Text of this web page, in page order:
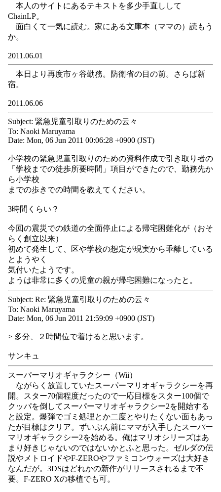
本人のサイトにあるテキストを多少手直しして
ChainLP。
面白くて一気に読む。家にある文庫本（ママの）読もう
か。
2011.06.01
本日より再度市ヶ谷勤務。防衛省の目の前。さらば新
宿。
2011.06.06
Subject: 緊急児童引取りのための云々
To: Naoki Maruyama
Date: Mon, 06 Jun 2011 00:06:28 +0900 (JST)
小学校の緊急児童引取りのための資料作成で引き取り者の
「学校までの徒歩所要時間」項目ができたので、勤務先か
ら小学校
までの歩きでの時間を教えてください。
3時間くらい？
今回の震災での鉄道の全面停止による帰宅困難化が（おそ
らく創立以来）
初めて発生して、区や学校の想定が現実から乖離している
とようやく
気付いたようです。
ようは非常に多くの児童の親が帰宅困難になったと。
Subject: Re: 緊急児童引取りのための云々
To: Naoki Maruyama
Date: Mon, 06 Jun 2011 21:59:09 +0900 (JST)
> 多分、２時間位で着けると思います。
サンキュ
スーパーマリオギャラクシー（Wii）
ながらく放置していたスーパーマリオギャラクシーを再
開。スター70個程度だったので一応目標をスター100個で
クッパを倒してスーパーマリオギャラクシー2を開始する
と設定。爆弾でゴミ処理とか二度とやりたくない面もあっ
たが目標はクリア。ずいぶん前にママが入手したスーパー
マリオギャラクシー2を始める。俺はマリオシリーズはあ
まり好きじゃないのではないかとふと思った。ゼルダの伝
説やメトロイドやF-ZEROやファミコンウォーズは大好き
なんだが。3DSはどれかの新作がリリースされるまで不
要。F-ZERO Xの移植でも可。